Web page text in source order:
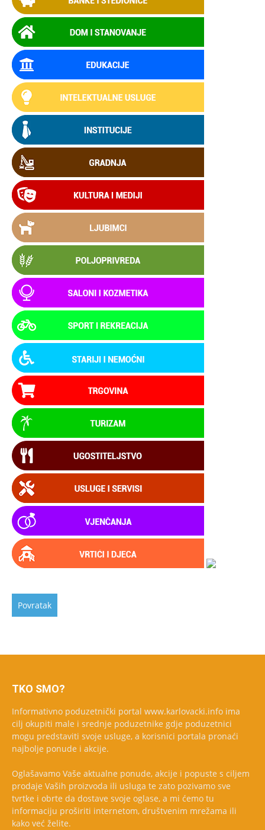
TKO SMO?
Informativno poduzetnički portal www.karlovacki.info ima
cilj okupiti male i srednje poduzetnike gdje poduzetnici
mogu predstaviti svoje usluge, a korisnici portala pronaći
najbolje ponude i akcije.
Oglašavamo Vaše aktualne ponude, akcije i popuste s ciljem
prodaje Vaših proizvoda ili usluga te zato pozivamo sve
tvrtke i obrte da dostave svoje oglase, a mi ćemo tu
informaciju proširiti internetom, društvenim mrežama ili
kako već želite.